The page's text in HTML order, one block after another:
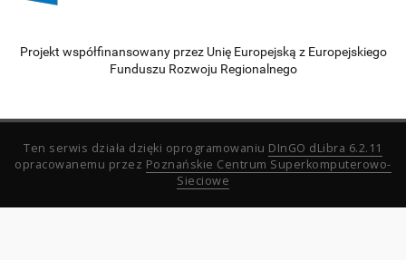
Projekt współfinansowany przez Unię Europejską z Europejskiego
Funduszu Rozwoju Regionalnego
Ten serwis działa dzięki oprogramowaniu DInGO dLibra 6.2.11
opracowanemu przez Poznańskie Centrum Superkomputerowo-
Sieciowe